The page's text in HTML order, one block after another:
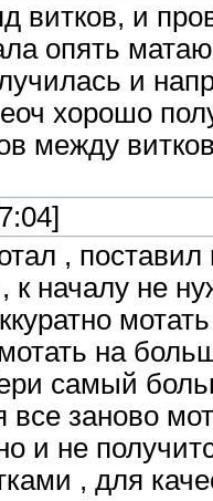
витков, и
опять
и
хорошо
между
,
к началу не
на
самый
все заново
и не
, для